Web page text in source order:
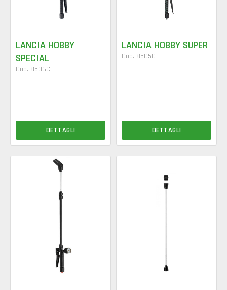
LANCIA HOBBY
SPECIAL
Cod. 8506C
DETTAGLI
LANCIA HOBBY SUPER
Cod. 8505C
DETTAGLI